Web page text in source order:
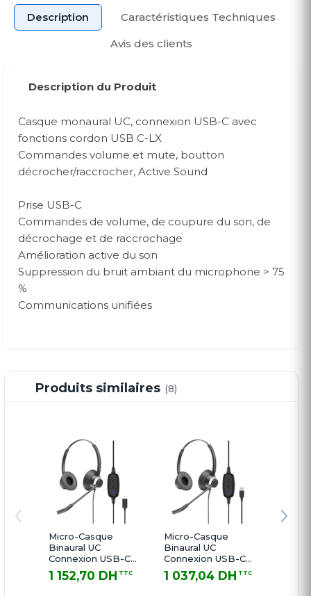
Description
Caractéristiques Techniques
Avis des clients
Description du Produit
Casque monaural UC, connexion USB-C avec
fonctions cordon USB C-LX
Commandes volume et mute, boutton
décrocher/raccrocher, Active Sound
Prise USB-C
Commandes de volume, de coupure du son, de
décrochage et de raccrochage
Amélioration active du son
Suppression du bruit ambiant du microphone > 75
%
Communications unifiées
Produits similaires (8)
Micro-Casque
Binaural UC
Connexion USB-C
Cordon USB C-RX
1 152,70 DH TTC
Micro-Casque
Binaural UC
Connexion USB-C
Fonctions Cordon
USB C-LX
1 037,04 DH TTC